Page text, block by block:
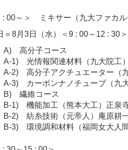
: 00～＞ ミキサー（九大ファカ
＝8月3日（水）＜9 : 00～12 : 30＞
A) 高分子コース
A-1) 光情報関連材料（九大院工
A-2) 高分子アクチュエーター（
A-3) カーボンナノチューブ（九
B) 繊維コース
B-1) 機能加工（熊本大工）正泉
B-2) 紡糸技術（元帝人）庵原耕
B-3) 環境調和材料（福岡女大人